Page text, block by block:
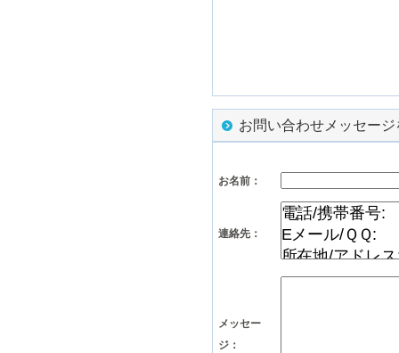
お問い合わせメッセー
お名前：
連絡先：
メッセー
ジ：